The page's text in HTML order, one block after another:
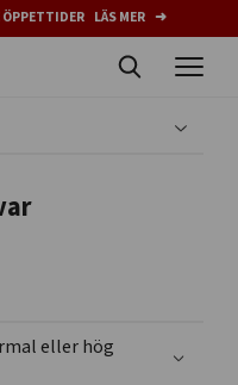
ÖPPETTIDER LÄS MER ➜
eller hög